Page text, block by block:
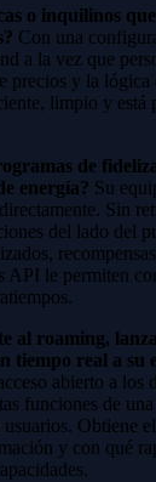
o inquilinos
Con una
a la vez que
precios y la lógica
limpio y está
de
energía? Su
Sin
del lado del
API le permiten
al roaming,
tiempo real a su
abierto a los
funciones de
usuarios. Obtiene
y con qué